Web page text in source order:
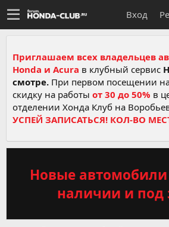
Вход
Приглашаем всех владельцев
Honda и Acura в клубный сервис
смотре. При первом посещении
скидку на работы от 30 до 50% в
отделении Хонда Клуб на
УСПЕЙ ЗАПИСАТЬСЯ! КОЛ-ВО
Новые автомобили
наличии и под